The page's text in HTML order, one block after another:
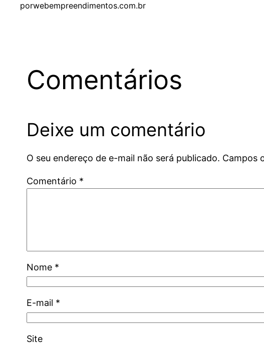
porwebempreendimentos.com.br
Comentários
Deixe um comentário
O seu endereço de e-mail não será publicado. Campos
Comentário *
Nome *
E-mail *
Site